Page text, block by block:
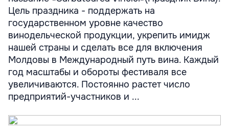
Цель праздника - поддержать на
государственном уровне качество
винодельческой продукции, укрепить имидж
нашей страны и сделать все для включения
Молдовы в Международный путь вина. Каждый
год масштабы и обороты фестиваля все
увеличиваются. Постоянно растет число
предприятий-участников и ...